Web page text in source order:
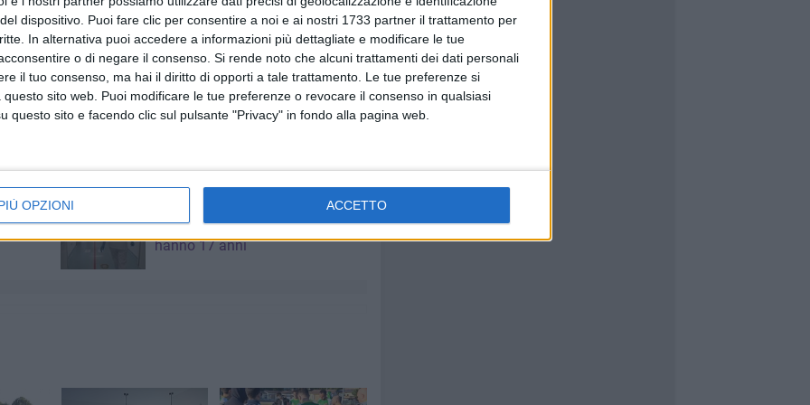
dispositivo. Puoi fare clic per consentire a noi e ai nostri 1733 partner il trattamento per
In alternativa puoi accedere a informazioni più dettagliate e modificare le tue
o di negare il consenso. Si rende noto che alcuni trattamenti dei dati personali
il tuo consenso, ma hai il diritto di opporti a tale trattamento. Le tue preferenze si
sito web. Puoi modificare le tue preferenze o revocare il consenso in qualsiasi
questo sito e facendo clic sul pulsante "Privacy" in fondo alla pagina web.
OPZIONI ACCETTO
Corato ASD presenterà ufficialmente entrambe le
si terrà all'Astoria Palace. Una 'prima volta' per la ASD
i giocatori della Corgom Seniores e delle
che negli anni hanno indossato i colori biancoverdi.
Pia:
in
Due aggressioni in pochi giorni
tra Bari e Corato: le vittime
hanno 17 anni